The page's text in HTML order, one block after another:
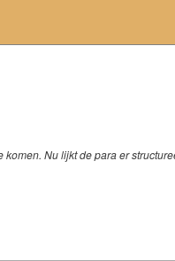
Nu lijkt de para er